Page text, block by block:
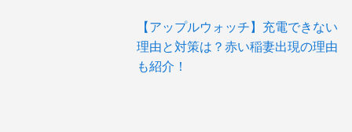
【アップルウォッチ】充電できない
理由と対策は？赤い稲妻出現の理由
も紹介！